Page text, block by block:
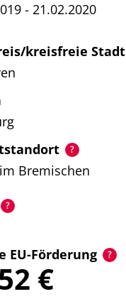
- 21.02.2020
kreisfreie Stadt
Bremischen
EU-Förderung